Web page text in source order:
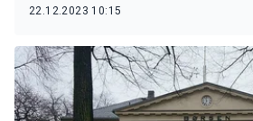
22.12.2023 10:15